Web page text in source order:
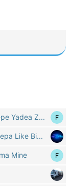
Yadea Z...
Like Bi...
Mine